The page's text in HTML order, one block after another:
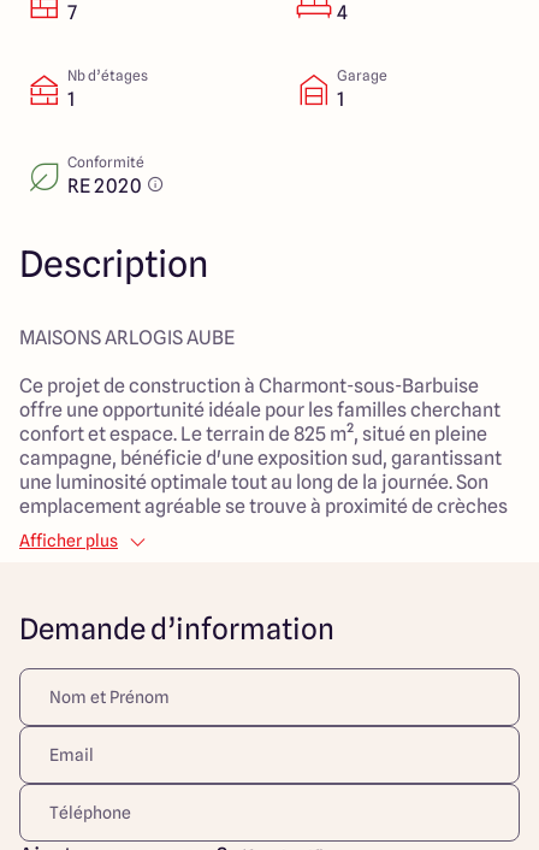
7 4
Nb d’étages
1
Garage
1
Conformité
RE 2020
Description
MAISONS ARLOGIS AUBE
Ce projet de construction à Charmont-sous-Barbuise
offre une opportunité idéale pour les familles cherchant
confort et espace. Le terrain de 825 m², situé en pleine
campagne, bénéficie d'une exposition sud, garantissant
une luminosité optimale tout au long de la journée. Son
emplacement agréable se trouve à proximité de crèches
et d'espaces verts, parfaits pour les enfants et les
activités en plein air.
habitable de 135 m², combinant intelligemment des
pièces, dont 4 chambres, elle s'ajuste aux besoins de
toute la famille. Le spacieux salon de 55 m², véritable
cœur de la maison, invite à des moments de convivialité
et de partage. L'ajout d'un garage attenant et le choix d'un
mode de chauffage par pompe à chaleur assurent confort
et praticité tout au long de l'année. Cette construction de
style traditionnel vous offre une qualité de vie inégalée
dans un cadre serein et apaisant.
Afficher plus
Demande d’information